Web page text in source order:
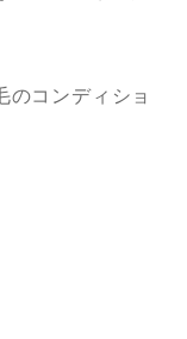
のコンディショ